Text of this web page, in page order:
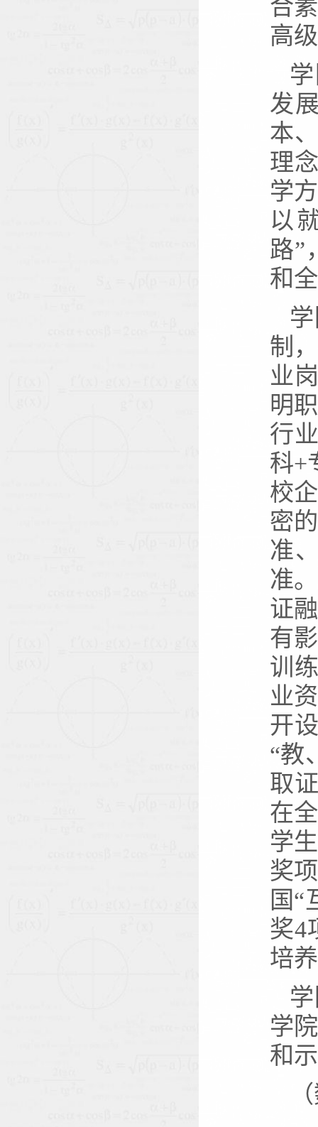
合
高
发
本
理
学
以
路”
和
制
业
明
行
科+
校
密
准
准
证
有
训
业
开
“教
取
在
学
奖
国“
奖4
培
学
和